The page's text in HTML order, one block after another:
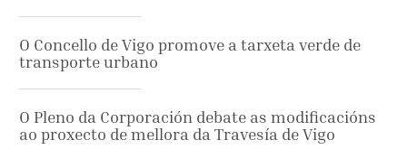
O Concello de Vigo promove a tarxeta verde de
transporte urbano
O Pleno da Corporación debate as modificacións
ao proxecto de mellora da Travesía de Vigo